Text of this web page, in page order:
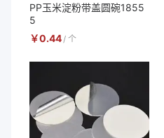
PP玉米淀粉带盖圆碗1855
5
￥0.44 / 个